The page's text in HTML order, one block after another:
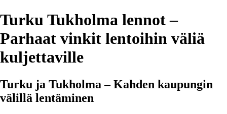
Turku Tukholma lennot –
Parhaat vinkit lentoihin väliä
kuljettaville
Turku ja Tukholma – Kahden kaupungin
välillä lentäminen